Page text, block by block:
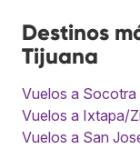
Destinos
Tijuana
Vuelos a Socotra
Vuelos a Ixtapa/
Vuelos a San